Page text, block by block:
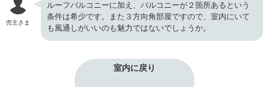
売主さま
ルーフバルコニーに加え、バルコニーが２箇所あるという
条件は希少です。また３方向角部屋ですので、室内にいて
も風通しがいいのも魅力ではないでしょうか。
室内に戻り